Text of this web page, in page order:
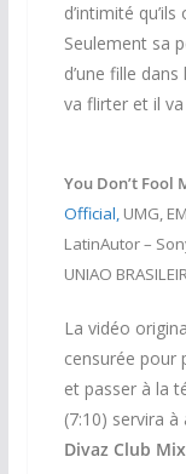
d’intimité
Seulement sa
d’une fille
va flirter et il
You Don’t Fool
Official, UMG,
LatinAutor –
UNIAO
La vidéo
censurée pour
et passer à la
(7:10) servira
Divaz Club Mix